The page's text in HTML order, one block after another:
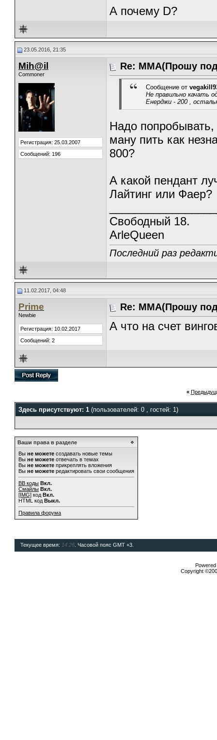
А почему D?
23.05.2016, 21:35
Mih@il
Commoner
Регистрация: 25.03.2007
Сообщений: 196
Re: ММА(Прошу
Сообщение от
Не правильно качать
Енерджи - 200 ,
Надо
ману пить как
800?
А какой пендант
Лайтинг или Фаер?
Свободный 18.
ArleQueen
Последний раз
11.02.2017, 04:48
Prime
Newbie
Регистрация: 10.02.2017
Сообщений: 2
Re: ММА(Прошу
А что на счет
«
Здесь присутствуют: 1 (пользователей: 0 , гостей: 1)
Ваши права в разделе
Вы не можете создавать новые темы
Вы не можете отвечать в темах
Вы не можете прикреплять вложения
Вы не можете редактировать свои сообщения
BB коды Вкл.
Смайлы Вкл.
[IMG] код Вкл.
HTML код Выкл.
Правила форума
Текущее время: 14:26 . Часовой пояс GMT +3.
Copyright